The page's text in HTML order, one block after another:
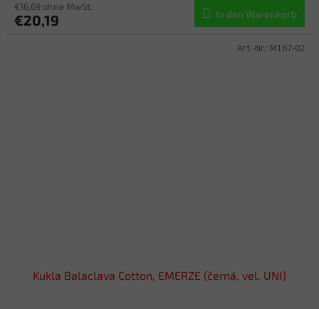
€16,69 ohne MwSt.
€20,19 In den Warenkorb
Kukla Balaclava Cotton, EMERZE (černá, vel. UNI)
Art.-Nr.: M167-02